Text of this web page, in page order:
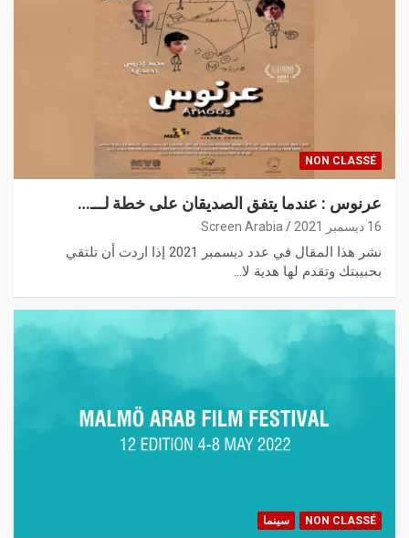
NON CLASSÉ
عرنوس : عندما يتفق الصديقان على خطة لـــ…
16 ديسمبر 2021 Screen Arabia
نشر هذا المقال في عدد ديسمبر 2021 إذا اردت أن تلتقي
بحبيبتك وتقدم لها هدية لا…
NON CLASSÉ سينما